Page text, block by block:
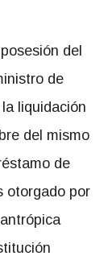
del
de
liquidación
del mismo
de
otorgado por